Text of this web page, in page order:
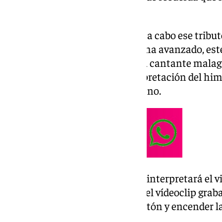
Una de las encargadas de llevar a cabo ese
, que como ya se ha avanzado,
iniciar la Navidad en Málaga. La cantante
homenaje musical con la interpretación del
Gospel It con Javier Tapia al piano.
A continuación, Diana Navarro interpretará el
acompañado de la proyección del vídeoclip
será el momento de pulsar el botón y encender